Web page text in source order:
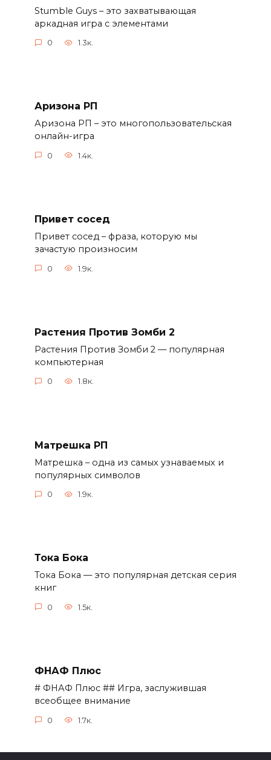
Stumble Guys – это захватывающая
аркадная игра с элементами
0 1.3к.
Аризона РП
Аризона РП – это многопользовательская
онлайн-игра
0 1.4к.
Привет сосед
Привет сосед – фраза, которую мы
зачастую произносим
0 1.9к.
Растения Против Зомби 2
Растения Против Зомби 2 — популярная
компьютерная
0 1.8к.
Матрешка РП
Матрешка – одна из самых узнаваемых и
популярных символов
0 1.9к.
Тока Бока
Тока Бока — это популярная детская серия
книг
0 1.5к.
ФНАФ Плюс
# ФНАФ Плюс ## Игра, заслужившая
всеобщее внимание
0 1.7к.